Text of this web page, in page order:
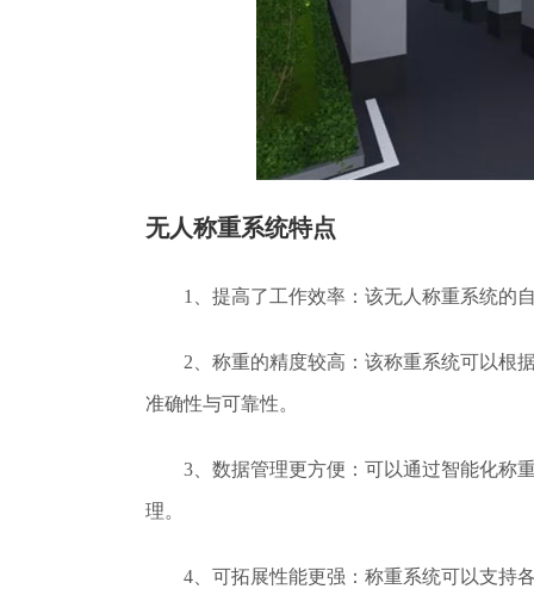
无人称重系统特点
1、提高了工作效率：该无人称重系统的
2、称重的精度较高：该称重系统可以根
准确性与可靠性。
3、数据管理更方便：可以通过智能化称
理。
4、可拓展性能更强：称重系统可以支持